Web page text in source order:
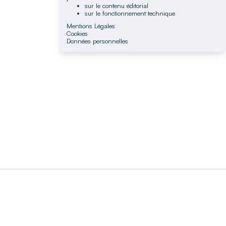
sur le contenu éditorial
sur le fonctionnement technique
Mentions Légales
Cookies
Données personnelles